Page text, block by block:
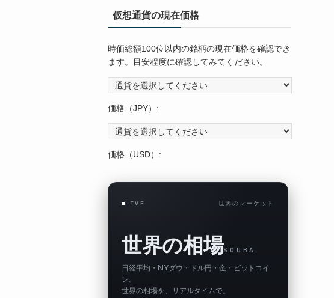
仮想通貨の現在価格
時価総額100位以内の銘柄の現在価格を確認でき
ます。目安程度に確認してみてください。
価格（JPY）:
価格（USD）:
LIVE 世界のマーケット
世界の相場SOUBA
日経平均・NYダウ・ドル円・金・ビットコイ
ン。
世界の相場を、リアルタイムで。